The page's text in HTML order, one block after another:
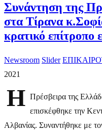
Συνάντηση της
στα Τίρανα
κρατικό επίτροπο
Newsroom Slider
2021
Η Πρέσβειρα της
επισκέφθηκε την
Αλβανίας. Συναντήθηκε με